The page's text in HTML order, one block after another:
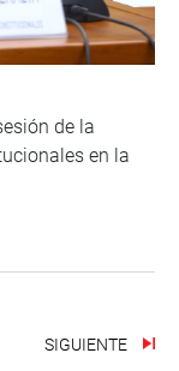
de la
en la
SIGUIENTE